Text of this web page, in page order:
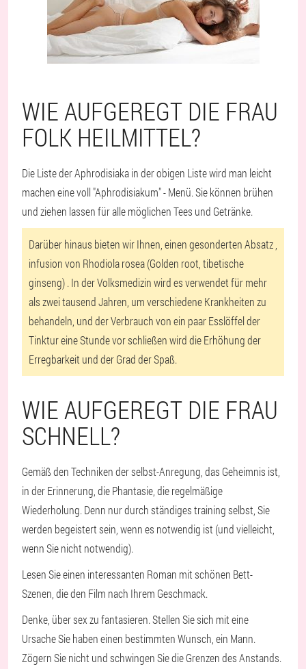
WIE AUFGEREGT DIE FRAU
FOLK HEILMITTEL?
Die Liste der Aphrodisiaka in der obigen Liste wird man leicht
machen eine voll "Aphrodisiakum" - Menü. Sie können brühen
und ziehen lassen für alle möglichen Tees und Getränke.
Darüber hinaus bieten wir Ihnen, einen gesonderten Absatz
infusion von Rhodiola rosea (Golden root, tibetische
ginseng). In der Volksmedizin wird es verwendet für mehr
als zwei tausend Jahren, um verschiedene Krankheiten zu
behandeln, und der Verbrauch von ein paar Esslöffel der
Tinktur eine Stunde vor schließen wird die Erhöhung der
Erregbarkeit und der Grad der Spaß.
WIE AUFGEREGT DIE FRAU
SCHNELL?
Gemäß den Techniken der selbst-Anregung, das Geheimnis ist,
in der Erinnerung, die Phantasie, die regelmäßige
Wiederholung. Denn nur durch ständiges training selbst, Sie
werden begeistert sein, wenn es notwendig ist (und vielleicht,
wenn Sie nicht notwendig).
Lesen Sie einen interessanten Roman mit schönen Bett-
Szenen, die den Film nach Ihrem Geschmack.
Denke, über sex zu fantasieren. Stellen Sie sich mit eine
Ursache Sie haben einen bestimmten Wunsch, ein Mann.
Zögern Sie nicht und schwingen Sie die Grenzen des Anstands.